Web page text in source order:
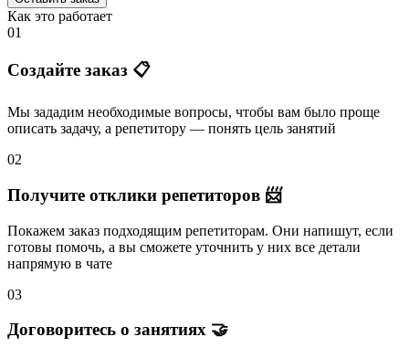
Как это работает
01
Создайте заказ 📋
Мы зададим необходимые вопросы, чтобы вам было проще
описать задачу, а репетитору — понять цель занятий
02
Получите отклики репетиторов 📨
Покажем заказ подходящим репетиторам. Они напишут, если
готовы помочь, а вы сможете уточнить у них все детали
напрямую в чате
03
Договоритесь о занятиях 🤝